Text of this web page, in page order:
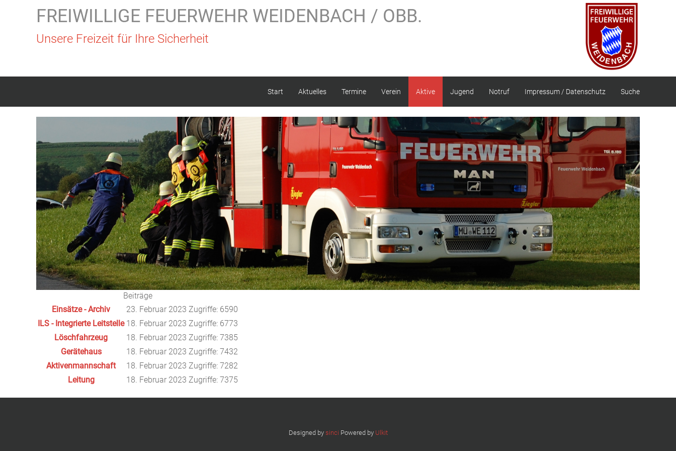
FREIWILLIGE FEUERWEHR WEIDENBACH / OBB.
Unsere Freizeit für Ihre Sicherheit
Start Aktuelles Termine Verein Aktive Jugend Notruf Impressum / Datenschutz Suche
Beiträge
Einsätze - Archiv
23. Februar 2023 Zugriffe: 6590
ILS - Integrierte Leitstelle 18. Februar 2023 Zugriffe: 6773
Löschfahrzeug
18. Februar 2023 Zugriffe: 7385
Gerätehaus
18. Februar 2023 Zugriffe: 7432
Aktivenmannschaft
18. Februar 2023 Zugriffe: 7282
Leitung
18. Februar 2023 Zugriffe: 7375
Designed by sinci Powered by Ulkit